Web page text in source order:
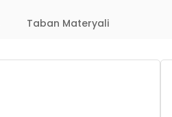
Taban Materyali